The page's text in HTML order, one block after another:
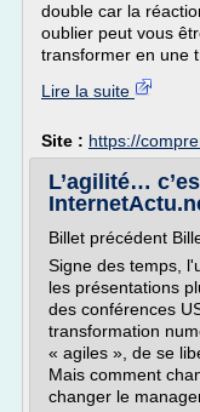
double car la
oublier peut vous
transformer en une
Lire la suite
Site : https://
L’agilité…
Billet précédent
Signe des temps,
les présentations
des conférences
transformation
« agiles », de se
Mais comment
changer le